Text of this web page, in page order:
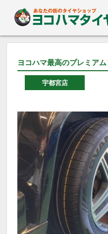
ヨコハマ最高のプレミアム
宇都宮店